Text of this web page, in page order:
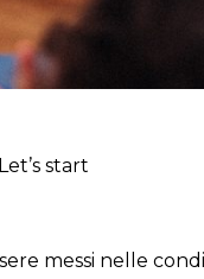
Let’s start
messi nelle